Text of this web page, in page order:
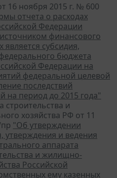
16 ноября 2015 г. № 600
отчета о расходах
Федерации
финансового
субсидия,
бюджета
Федерации на
федеральной целевой
последствий
на период до 2015 года"
строительства и
хозяйства РФ от 11
"Об утверждении
утверждения и ведения
аппарата
и жилищно-
Российской
ему казенных